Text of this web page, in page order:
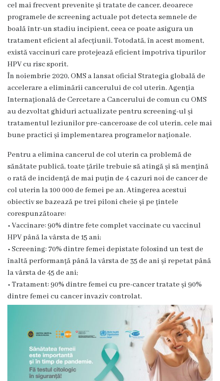
C
o
n
d
u
c
e
r
e
a
C
o
n
t
a
c
t
cel mai frecvent prevenite și tratate de cancer, deoarece
programele de screening actuale pot detecta semnele de
boală într-un stadiu incipient, ceea ce poate asigura un
tratament eficient al afecțiunii. Totodată, în acest moment,
există vaccinuri care protejează eficient împotriva tipurilor
HPV cu risc sporit.
În noiembrie 2020, OMS a lansat oficial Strategia globală de
accelerare a eliminării cancerului de col uterin. Agenția
Internațională de Cercetare a Cancerului de comun cu OMS
au dezvoltat ghiduri actualizate pentru screening-ul și
tratamentul leziunilor pre-canceroase de col uterin, cele mai
bune practici și implementarea programelor naționale.
Pentru a elimina cancerul de col uterin ca problemă de
sănătate publică, toate țările trebuie să atingă și să mențină
o rată de incidență de mai puțin de 4 cazuri noi de cancer de
col uterin la 100 000 de femei pe an. Atingerea acestui
obiectiv se bazează pe trei piloni cheie și pe țintele
corespunzătoare:
• Vaccinare: 90% dintre fete complet vaccinate cu vaccinul
HPV până la vârsta de 15 ani;
• Screening: 70% dintre femei depistate folosind un test de
înaltă performanță până la vârsta de 35 de ani și repetat până
la vârsta de 45 de ani;
• Tratament: 90% dintre femei cu pre-cancer tratate și 90%
dintre femei cu cancer invaziv controlat.